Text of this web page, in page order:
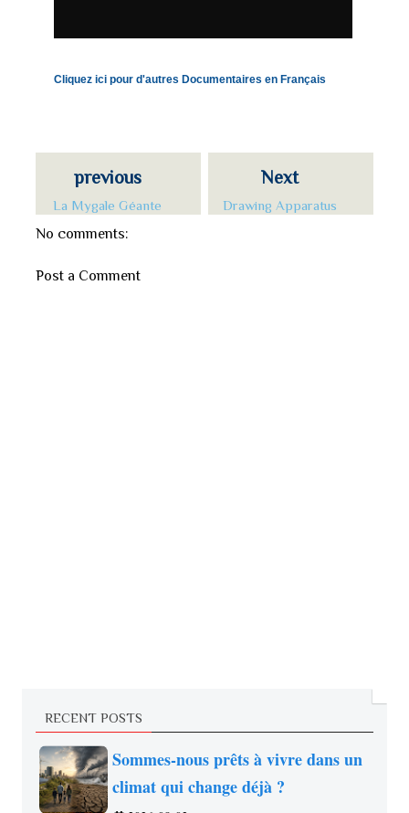
Cliquez ici pour d'autres Documentaires en Français
Next
Drawing Apparatus
previous
La Mygale Géante
No comments:
Post a Comment
RECENT POSTS
Sommes-nous prêts à vivre dans un
climat qui change déjà ?